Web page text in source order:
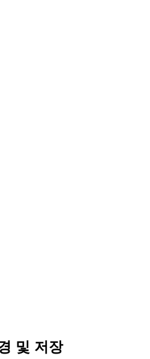
및 저장